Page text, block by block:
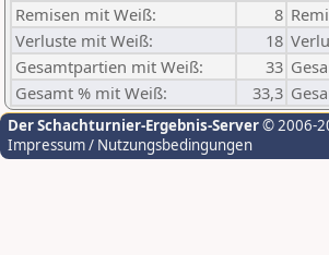
Remisen mit Weiß:
8
Verluste mit Weiß:
18
Gesamtpartien mit Weiß:
33
Gesamt % mit Weiß:
33,3
Der Schachturnier-Ergebnis-Server© 2006-
Impressum / Nutzungsbedingungen